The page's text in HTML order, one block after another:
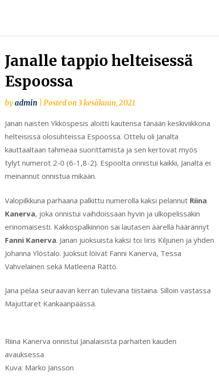
Janalle tappio helteisessä
Espoossa
byadmin Posted on3 kesäkuun, 2021
Janan naisten Ykköspesis aloitti kautensa tänään keskiviikkona
helteisissä olosuhteissa Espoossa. Ottelu oli Janalta
kauttaaltaan tahmeaa suorittamista ja sen kertovat myös
tylyt numerot 2-0 (6-1,8-2). Espoolta onnistui kaikki, Janalta ei
meinannut onnistua mikään.
Valopilkkuna parhaana palkittu numerolla kaksi pelannut Riina
Kanerva, joka onnistui vaihdoissaan hyvin ja ulkopelissäkin
erinomaisesti. Kakkospalkinnon sai lautasen äärellä häärännyt
Fanni Kanerva. Janan juoksuista kaksi toi Iiris Kiljunen ja yhden
Johanna Ylöstalo. Juoksut löivät Fanni Kanerva, Tessa
Vahvelainen sekä Matleena Rättö.
Jana pelaa seuraavan kerran tulevana tiistaina. Silloin vastassa
Majuttaret Kankaanpäässä.
Riina Kanerva onnistui Janalaisista parhaiten kauden
avauksessa
Kuva: Marko Jansson